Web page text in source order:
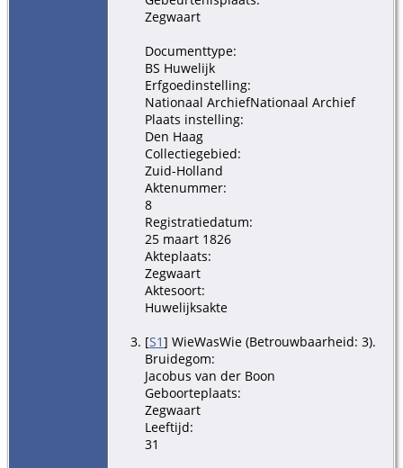
Zegwaart
Documenttype:
BS Huwelijk
Erfgoedinstelling:
Nationaal ArchiefNationaal Archief
Plaats instelling:
Den Haag
Collectiegebied:
Zuid-Holland
Aktenummer:
8
Registratiedatum:
25 maart 1826
Akteplaats:
Zegwaart
Aktesoort:
Huwelijksakte
[S1] WieWasWie (Betrouwbaarheid: 3).
Bruidegom:
Jacobus van der Boon
Geboorteplaats:
Zegwaart
Leeftijd:
31